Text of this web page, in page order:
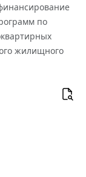
по
жилищного